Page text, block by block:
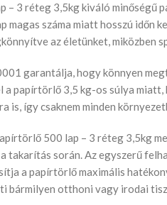
– 3 réteg 3,5kg kiváló minőségű
magas száma miatt hosszú időn
az életünket, miközben
garantálja, hogy könnyen
a papírtörlő 3,5 kg-os súlya
is, így csaknem minden
500 lap – 3 réteg 3,5kg
takarítás során. Az egyszerű
a papírtörlő maximális
bármilyen otthoni vagy irodai